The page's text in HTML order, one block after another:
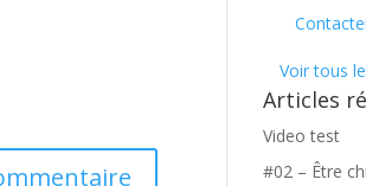
Voir tous
Articles
Video test
#02 – Être